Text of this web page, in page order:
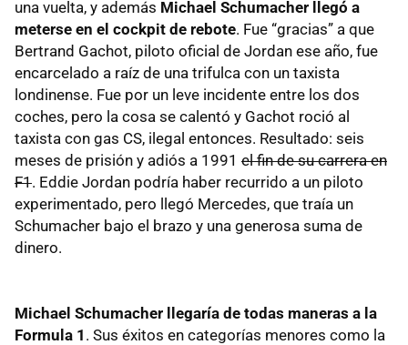
una vuelta, y además Michael Schumacher llegó a
meterse en el cockpit de rebote. Fue “gracias” a que
Bertrand Gachot, piloto oficial de Jordan ese año, fue
encarcelado a raíz de una trifulca con un taxista
londinense. Fue por un leve incidente entre los dos
coches, pero la cosa se calentó y Gachot roció al
taxista con gas CS, ilegal entonces. Resultado: seis
meses de prisión y adiós a 1991 el fin de su carrera en
F1. Eddie Jordan podría haber recurrido a un piloto
experimentado, pero llegó Mercedes, que traía un
Schumacher bajo el brazo y una generosa suma de
dinero.
Michael Schumacher llegaría de todas maneras a la
Formula 1 . Sus éxitos en categorías menores como la